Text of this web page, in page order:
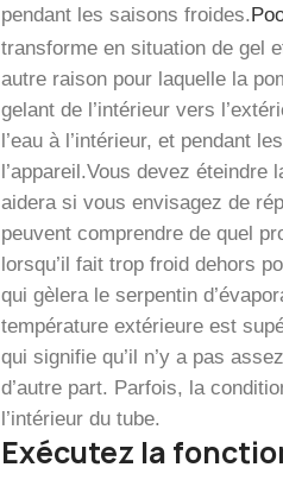
pendant les saisons froides.
transforme en situation de gel
autre raison pour laquelle la
gelant de l’intérieur vers
l’eau à l’intérieur, et pendant
l’appareil.Vous devez éteindre
aidera si vous envisagez de
peuvent comprendre de quel
lorsqu’il fait trop froid dehors
qui gèlera le serpentin
température extérieure est
qui signifie qu’il n’y a pas
d’autre part. Parfois, la
l’intérieur du tube.
Exécutez la